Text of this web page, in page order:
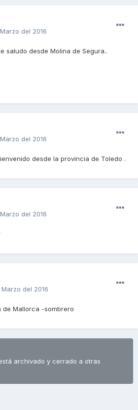
del 2016
saludo desde Molina de Segura..
del 2016
desde la provincia de Toledo .
del 2016
Marzo del 2016
de Mallorca -sombrero
archivado y cerrado a otras